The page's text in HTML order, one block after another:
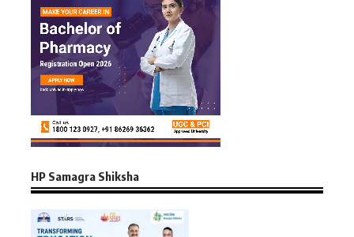
HP Samagra Shiksha